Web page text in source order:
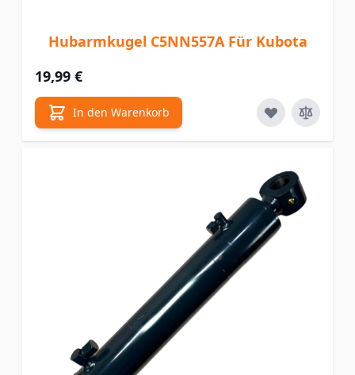
Hubarmkugel C5NN557A Für Kubota
19,99 €
In den Warenkorb